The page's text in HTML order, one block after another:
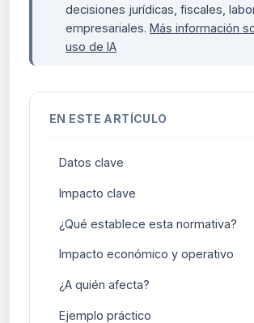
decisiones jurídicas, fiscales,
empresariales. Más información
uso de IA
EN ESTE ARTÍCULO
Datos clave
Impacto clave
¿Qué establece esta normativa?
Impacto económico y operativo
¿A quién afecta?
Ejemplo práctico